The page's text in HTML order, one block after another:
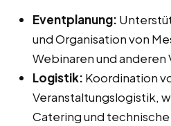
Eventplanung:
und Organisation von
Webinaren und anderen
Logistik: Koordination
Veranstaltungslogistik,
Catering und